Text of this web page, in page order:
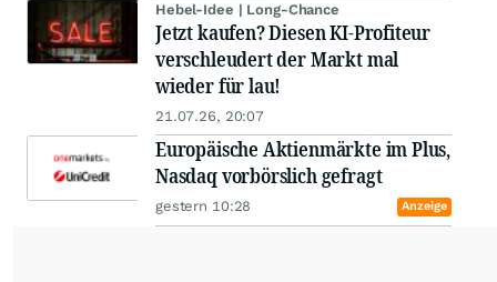
Hebel-Idee | Long-Chance
Jetzt kaufen? Diesen KI-Profiteur
verschleudert der Markt mal
wieder für lau!
21.07.26, 20:07
Europäische Aktienmärkte im Plus,
Nasdaq vorbörslich gefragt
gestern 10:28 Anzeige